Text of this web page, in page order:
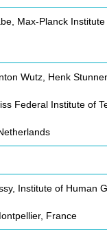
Max-Planck
Wutz, Henk
Federal Institute of
Institute of Human
France